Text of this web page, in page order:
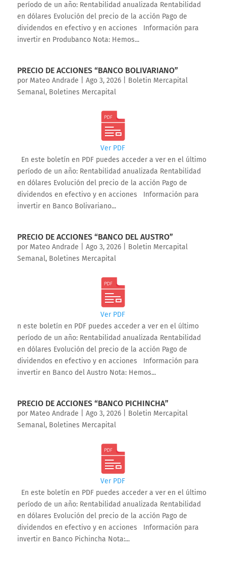
período de un año: Rentabilidad anualizada Rentabilidad
en dólares Evolución del precio de la acción Pago de
dividendos en efectivo y en acciones Información para
invertir en Produbanco Nota: Hemos...
PRECIO DE ACCIONES “BANCO BOLIVARIANO”
por Mateo Andrade Ago 3, 2026| Boletin Mercapital
Semanal, Boletines Mercapital
Ver PDF
En este boletín en PDF puedes acceder a ver en el último
período de un año: Rentabilidad anualizada Rentabilidad
en dólares Evolución del precio de la acción Pago de
dividendos en efectivo y en acciones Información para
invertir en Banco Bolivariano...
PRECIO DE ACCIONES “BANCO DEL AUSTRO”
por Mateo Andrade Ago 3, 2026| Boletin Mercapital
Semanal, Boletines Mercapital
Ver PDF
n este boletín en PDF puedes acceder a ver en el último
período de un año: Rentabilidad anualizada Rentabilidad
en dólares Evolución del precio de la acción Pago de
dividendos en efectivo y en acciones Información para
invertir en Banco del Austro Nota: Hemos...
PRECIO DE ACCIONES “BANCO PICHINCHA”
por Mateo Andrade Ago 3, 2026| Boletin Mercapital
Semanal, Boletines Mercapital
Ver PDF
En este boletín en PDF puedes acceder a ver en el último
período de un año: Rentabilidad anualizada Rentabilidad
en dólares Evolución del precio de la acción Pago de
dividendos en efectivo y en acciones Información para
invertir en Banco Pichincha Nota:...